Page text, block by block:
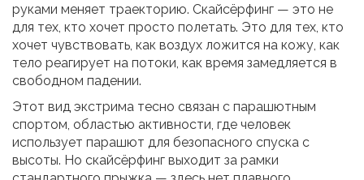
руками меняет траекторию. Скайсёрфинг — это не
для тех, кто хочет просто полетать. Это для тех, кто
хочет чувствовать, как воздух ложится на кожу, как
тело реагирует на потоки, как время замедляется в
свободном падении.
Этот вид экстрима тесно связан с парашютным
спортом, областью активности, где человек
использует парашют для безопасного спуска с
высоты. Но скайсёрфинг выходит за рамки